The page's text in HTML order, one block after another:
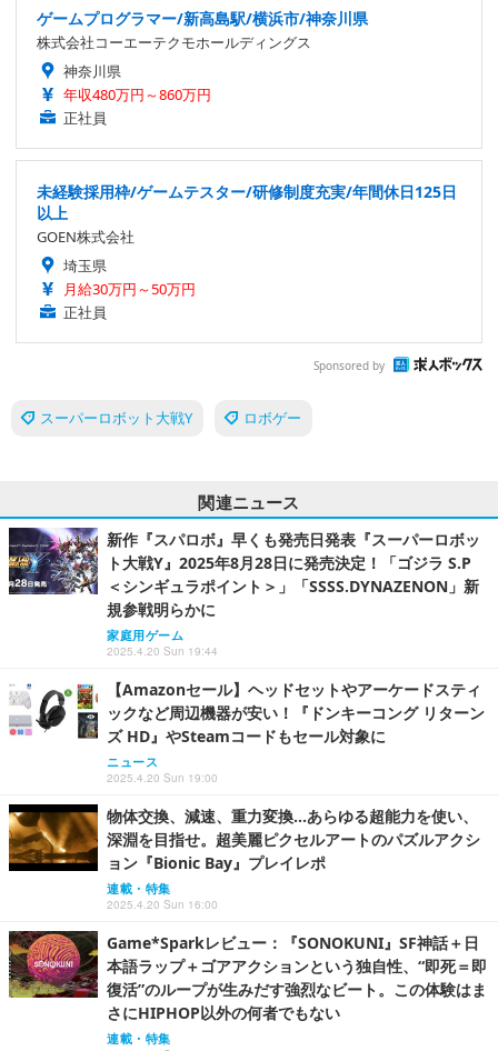
ゲームプログラマー/新高島駅/横浜市/神奈川県
株式会社コーエーテクモホールディングス
神奈川県
年収480万円～860万円
正社員
未経験採用枠/ゲームテスター/研修制度充実/年間休日125日
以上
GOEN株式会社
埼玉県
月給30万円～50万円
正社員
Sponsored by
スーパーロボット大戦Y ロボゲー
関連ニュース
新作『スパロボ』早くも発売日発表『スーパーロボッ
ト大戦Y』2025年8月28日に発売決定！「ゴジラ S.P
＜シンギュラポイント＞」「SSSS.DYNAZENON」新
規参戦明らかに
家庭用ゲーム
2025.4.20 Sun 19:44
【Amazonセール】ヘッドセットやアーケードスティ
ックなど周辺機器が安い！『ドンキーコング リターン
ズ HD』やSteamコードもセール対象に
ニュース
2025.4.20 Sun 19:00
物体交換、減速、重力変換…あらゆる超能力を使い、
深淵を目指せ。超美麗ピクセルアートのパズルアクシ
ョン『Bionic Bay』プレイレポ
連載・特集
2025.4.20 Sun 16:00
Game*Sparkレビュー：『SONOKUNI』SF神話＋日
本語ラップ＋ゴアアクションという独自性、“即死＝即
復活”のループが生みだす強烈なビート。この体験はま
さにHIPHOP以外の何者でもない
連載・特集